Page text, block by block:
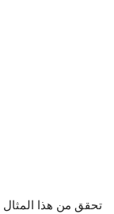
تحقق من هذا